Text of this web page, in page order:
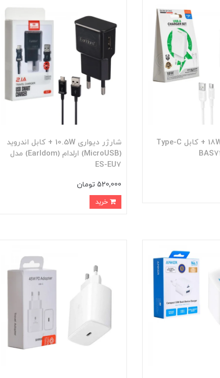
شارژر دیواری 18W + کابل Type-C
شارژر دیواری 10.5W + کابل اندروید
(MicroUSB) ارلدام (Earldom) مدل
ES-EU7
520,000 تومان
خرید